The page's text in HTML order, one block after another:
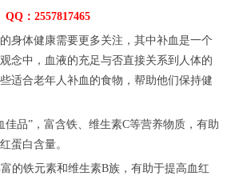
QQ：2557817465
身体健康需要更多关注，其中补血是一个
念中，血液的充足与否直接关系到人体的
适合老年人补血的食物，帮助他们保持健
佳品”，富含铁、维生素C等营养物质，有助
蛋白含量。
的铁元素和维生素B族，有助于提高血红